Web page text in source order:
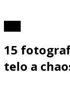
15
telo a